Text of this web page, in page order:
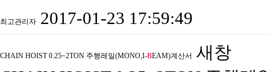
최고관리자 2017-01-23 17:59:49
CHAIN HOIST 0.25~2TON 주행레일(MONO,I-BEAM)계산서
새창